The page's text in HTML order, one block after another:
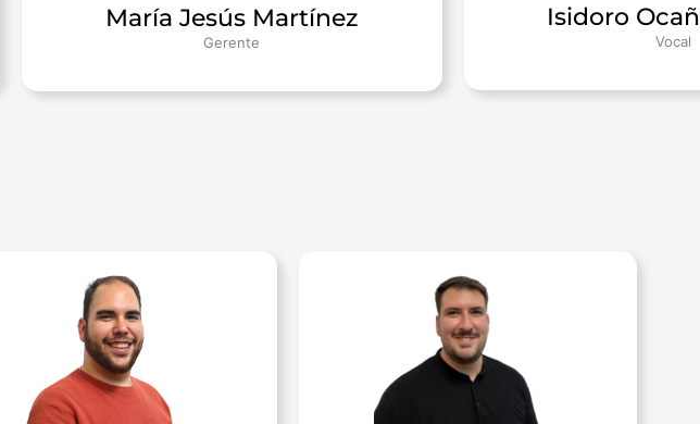
María Jesús Martínez
Gerente
Isidoro
Vocal